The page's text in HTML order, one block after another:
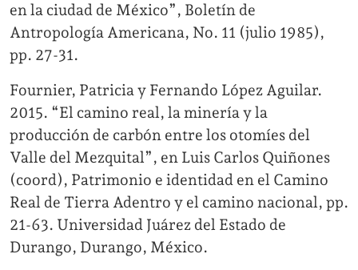
en la ciudad de México”, Boletín de
Antropología Americana, No. 11 (julio 1985),
pp. 27-31.
Fournier, Patricia y Fernando López Aguilar.
2015. “El camino real, la minería y la
producción de carbón entre los otomíes del
Valle del Mezquital”, en Luis Carlos Quiñones
(coord), Patrimonio e identidad en el Camino
Real de Tierra Adentro y el camino nacional, pp.
21-63. Universidad Juárez del Estado de
Durango, Durango, México.